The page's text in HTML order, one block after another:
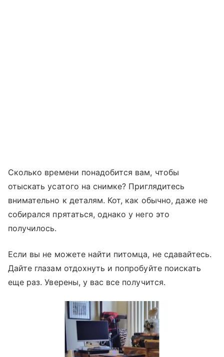
Сколько времени понадобится вам, чтобы
отыскать усатого на снимке? Приглядитесь
внимательно к деталям. Кот, как обычно, даже не
собирался прятаться, однако у него это
получилось.
Если вы не можете найти питомца, не сдавайтесь.
Дайте глазам отдохнуть и попробуйте поискать
еще раз. Уверены, у вас все получится.